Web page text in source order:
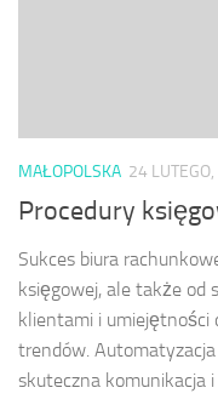
MAŁOPOLSKA 24
Procedury
Sukces biura
księgowej, ale także od
klientami i umiejętności
trendów.
skuteczna komunikacja